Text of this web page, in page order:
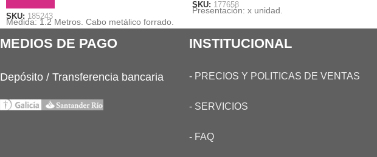
SKU: 185243
Medida: 1.2 Metros. Cabo metálico forrado.
SKU: 177658
Presentación: x unidad.
MEDIOS DE PAGO
Depósito / Transferencia bancaria
INSTITUCIONAL
- PRECIOS Y POLITICAS DE VENTAS
- SERVICIOS
- FAQ